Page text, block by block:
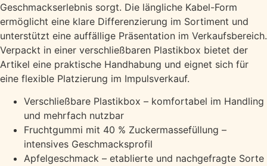
Geschmackserlebnis sorgt. Die längliche Kabel-Form
ermöglicht eine klare Differenzierung im Sortiment und
unterstützt eine auffällige Präsentation im Verkaufsbereich.
Verpackt in einer verschließbaren Plastikbox bietet der
Artikel eine praktische Handhabung und eignet sich für
eine flexible Platzierung im Impulsverkauf.
Verschließbare Plastikbox – komfortabel im Handling
und mehrfach nutzbar
Fruchtgummi mit 40 % Zuckermassefüllung –
intensives Geschmacksprofil
Apfelgeschmack – etablierte und nachgefragte Sorte